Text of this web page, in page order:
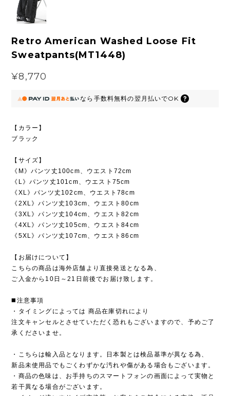
Retro American Washed Loose Fit
Sweatpants(MT1448)
¥8,770
なら 手数料無料の翌月払いでOK
【カラー】
ブラック
【サイズ】
《M》パンツ丈100cm、ウエスト72cm
《L》パンツ丈101cm、ウエスト75cm
《XL》パンツ丈102cm、ウエスト78cm
《2XL》パンツ丈103cm、ウエスト80cm
《3XL》パンツ丈104cm、ウエスト82cm
《4XL》パンツ丈105cm、ウエスト84cm
《5XL》パンツ丈107cm、ウエスト86cm
【お届けについて】
こちらの商品は海外店舗より直接発送となる為、
ご入金から10日～21日前後でお届け致します。
◼️注意事項
・タイミングによっては 商品在庫切れにより
注文キャンセルとさせていただく恐れもございますので、予めご了
承くださいませ。
・こちらは輸入品となります。日本製とは検品基準が異なる為、
新品未使用品でもごくわずかな汚れや傷がある場合もございます。
・商品の色味は、お手持ちのスマートフォンの画面によって実物と
若干異なる場合がございます。